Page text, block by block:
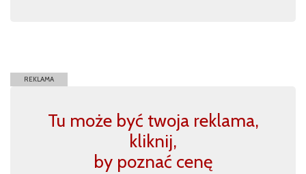
REKLAMA
Tu może być twoja reklama,
kliknij,
by poznać cenę